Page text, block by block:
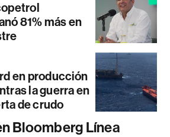
81% más en
en producción
la guerra en
de crudo
Bloomberg Línea